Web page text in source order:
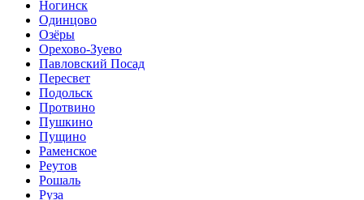
Ногинск
Одинцово
Озёры
Орехово-Зуево
Павловский Посад
Пересвет
Подольск
Протвино
Пушкино
Пущино
Раменское
Реутов
Рошаль
Руза